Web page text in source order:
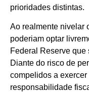
prioridades distintas.
Ao realmente nivelar
poderiam optar
Federal Reserve que
Diante do risco de
compelidos a
responsabilidade